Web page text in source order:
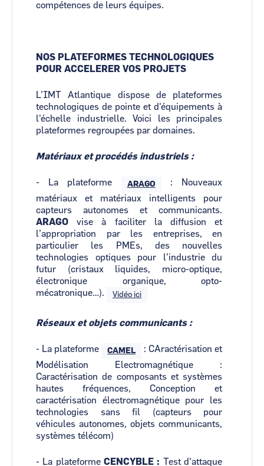
compétences de leurs équipes.
NOS PLATEFORMES TECHNOLOGIQUES
POUR ACCELERER VOS PROJETS
L’IMT Atlantique dispose de plateformes
technologiques de pointe et d'équipements à
l'échelle industrielle. Voici les principales
plateformes regroupées par domaines.
Matériaux et procédés industriels :
- La plateforme ARAGO
: Nouveaux
matériaux et matériaux intelligents pour
capteurs autonomes et communicants.
ARAGO vise à faciliter la diffusion et
l’appropriation par les entreprises, en
particulier les PMEs, des nouvelles
technologies optiques pour l’industrie du
futur (cristaux liquides, micro-optique,
électronique organique, opto-
mécatronique…).
Vidéo ici
Réseaux et objets communicants :
- La plateforme CAMEL
: CAractérisation et
Modélisation Electromagnétique :
Caractérisation de composants et systèmes
hautes fréquences, Conception et
caractérisation électromagnétique pour les
technologies sans fil (capteurs pour
véhicules autonomes, objets communicants,
systèmes télécom)
- La plateforme CENCYBLE : Test d'attaque